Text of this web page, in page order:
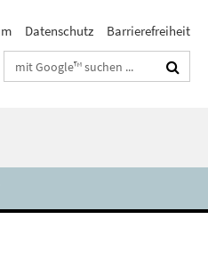
Datenschutz Barrierefreiheit
Suchbegriffe